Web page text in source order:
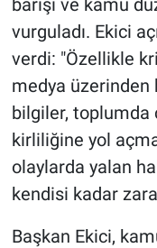
vurguladı. Ekici
verdi: "Özellikle
medya üzerinden
bilgiler, toplumda
kirliliğine yol
olaylarda yalan
kendisi kadar
Başkan Ekici,